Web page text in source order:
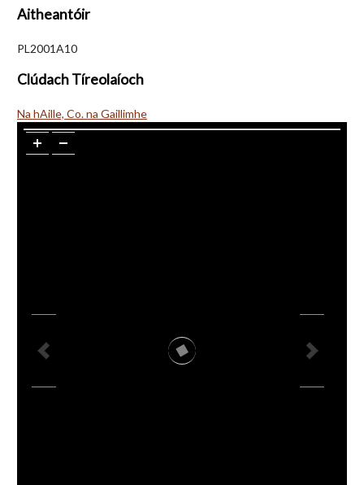
Aitheantóir
PL2001A10
Clúdach Tíreolaíoch
Na hAille, Co. na Gaillimhe